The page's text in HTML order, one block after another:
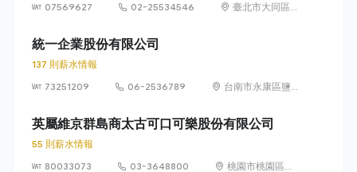
07569627
02-25534546
臺北市大同區迪
統一企業股份有限公司
137 則薪水情報
73251209
06-2536789
台南市永康區鹽
英屬維京群島商太古可口可樂股份有限公司
55 則薪水情報
80033073
03-3648800
桃園市桃園區興